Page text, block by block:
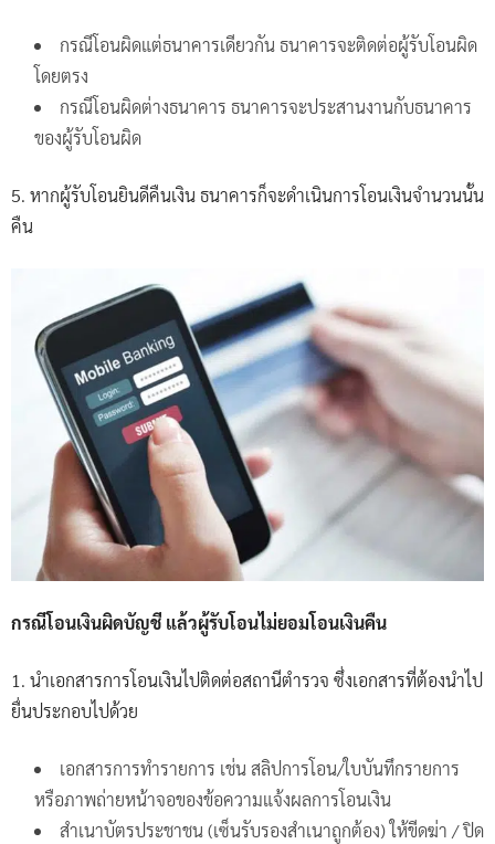
กรณีโอนผิดแต่ธนาคารเดียวกัน ธนาคารจะติดต่อผู้รับโอนผิด
โดยตรง
กรณีโอนผิดต่างธนาคาร ธนาคารจะประสานงานกับธนาคาร
ของผู้รับโอนผิด
5. หากผู้รับโอนยินดีคืนเงิน ธนาคารก็จะดำเนินการโอนเงินจำนวนนั้น
คืน
กรณีโอนเงินผิดบัญชี แล้วผู้รับโอนไม่ยอมโอนเงินคืน
1. นำเอกสารการโอนเงินไปติดต่อสถานีตำรวจ ซึ่งเอกสารที่ต้องนำไป
ยื่นประกอบไปด้วย
เอกสารการทำรายการ เช่น สลิปการโอน/ใบบันทึกรายการ
หรือภาพถ่ายหน้าจอของข้อความแจ้งผลการโอนเงิน
สำเนาบัตรประชาชน (เซ็นรับรองสำเนาถูกต้อง) ให้ขีดฆ่า / ปิด